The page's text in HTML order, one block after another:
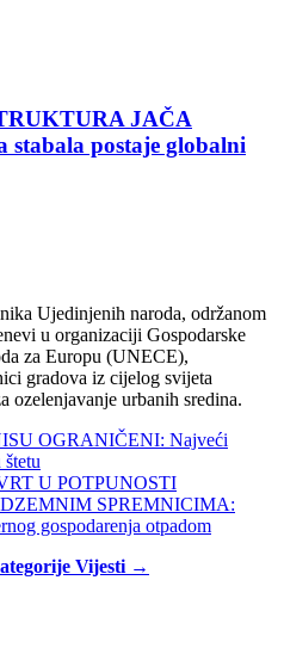
JAČA
stabala postaje globalni
Ujedinjenih naroda, održanom
u organizaciji Gospodarske
za Europu (UNECE),
gradova iz cijelog svijeta
ozelenjavanje urbanih sredina.
OGRANIČENI: Najveći
U POTPUNOSTI
SPREMNICIMA:
gospodarenja otpadom
Vijesti →